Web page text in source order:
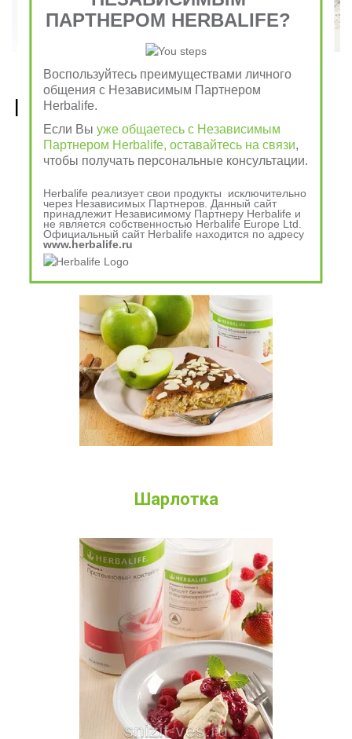
Рецепты, приготовленные
из продуктов Гербалайф
Nutrition
Шарлотка
ПАРТНЕРОМ HERBALIFE?
Воспользуйтесь преимуществами личного
общения с Независимым Партнером
Herbalife.
Если Выуже общаетесь с Независимым
Партнером Herbalife, оставайтесь на связи,
чтобы получать персональные консультации.
Herbalife реализует свои продукты исключительно
через Независимых Партнеров. Данный сайт
принадлежит Независимому Партнеру Herbalife и
не является собственностью Herbalife Europe Ltd.
Официальный сайт Herbalife находится по адресу
www.herbalife.ru